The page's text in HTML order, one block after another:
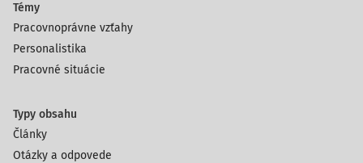
Témy
Pracovnoprávne vzťahy
Personalistika
Pracovné situácie
Typy obsahu
Články
Otázky a odpovede